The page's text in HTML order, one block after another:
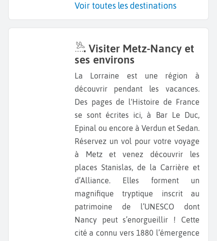
Voir toutes les destinations
Visiter Metz-Nancy et
ses environs
La Lorraine est une région à
découvrir pendant les vacances.
Des pages de l'Histoire de France
se sont écrites ici, à Bar Le Duc,
Epinal ou encore à Verdun et Sedan.
Réservez un vol pour votre voyage
à Metz et venez découvrir les
places Stanislas, de la Carrière et
d’Alliance. Elles forment un
magnifique tryptique inscrit au
patrimoine de l’UNESCO dont
Nancy peut s’enorgueillir ! Cette
cité a connu vers 1880 l’émergence